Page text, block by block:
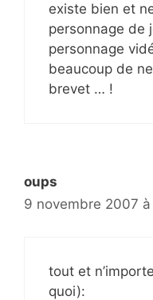
existe bien et
personnage de
personnage
beaucoup de
brevet … !
oups
9 novembre 2007
tout et
quoi):